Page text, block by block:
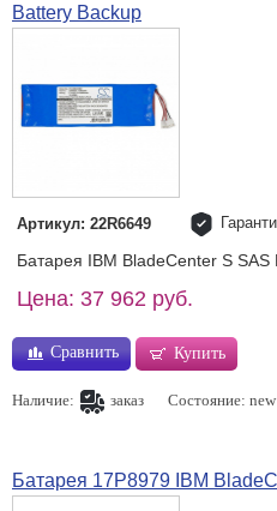
Battery Backup
Артикул: 22R6649
Батарея IBM BladeCenter S
Цена: 37 962 руб.
Сравнить Купить
Наличие: заказ Состояние: new
Батарея 17P8979 IBM